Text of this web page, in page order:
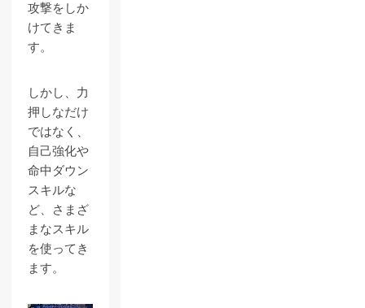
攻撃をしか
けてきま
す。
しかし、力
押しなだけ
ではなく、
自己強化や
命中ダウン
スキルな
ど、さまざ
まなスキル
を使ってき
ます。